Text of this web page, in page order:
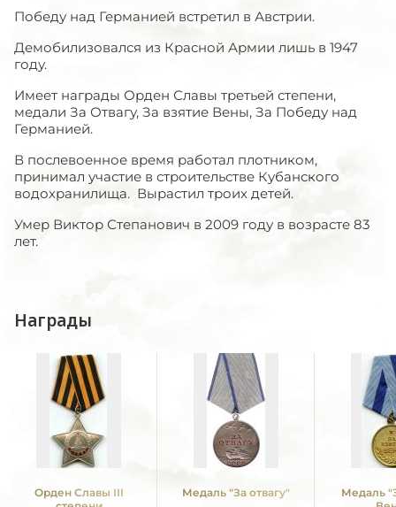
Победу над Германией встретил в Австрии.
Демобилизовался из Красной Армии лишь в 1947
году.
Имеет награды Орден Славы третьей степени,
медали За Отвагу, За взятие Вены, За Победу над
Германией.
В послевоенное время работал плотником,
принимал участие в строительстве Кубанского
водохранилища. Вырастил троих детей.
Умер Виктор Степанович в 2009 году в возрасте 83
лет.
Награды
Орден Славы III
Медаль "За отвагу"
Медаль